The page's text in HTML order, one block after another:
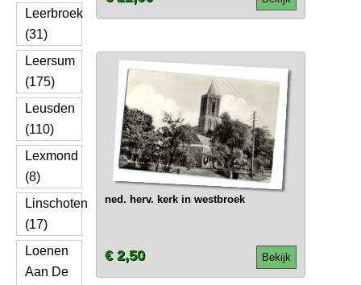
Leerbroek
(31)
Leersum
(175)
Leusden
(110)
Lexmond
(8)
Linschoten
(17)
Loenen
Aan De
ned. herv. kerk in westbroek
Bekijk
€ 2,50